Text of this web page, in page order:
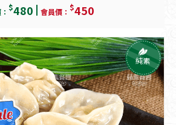
$480 會員價： $450
純素